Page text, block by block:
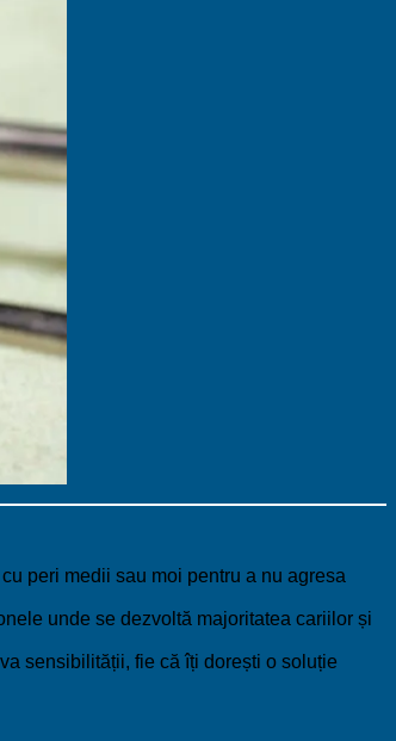
peri medii sau moi pentru a nu agresa
unde se dezvoltă majoritatea cariilor și
sensibilității, fie că îți dorești o soluție